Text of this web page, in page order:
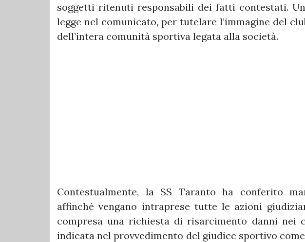
soggetti ritenuti responsabili dei fatti contestati.
legge nel comunicato, per tutelare l’immagine del
dell’intera comunità sportiva legata alla società.
Contestualmente, la SS Taranto ha conferito
affinché vengano intraprese tutte le azioni
compresa una richiesta di risarcimento danni nei
indicata nel provvedimento del giudice sportivo